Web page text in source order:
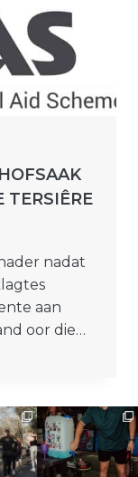
TERSIÊRE
nadat
aan
oor die…